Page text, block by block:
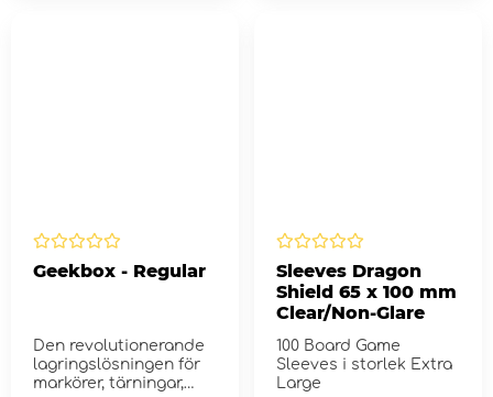
Geekbox - Regular
Den revolutionerande
lagringslösningen för
markörer, tärningar,
Sleeves Dragon
Shield 65 x 100 mm
Clear/Non-Glare
100 Board Game
Sleeves i storlek Extra
Large